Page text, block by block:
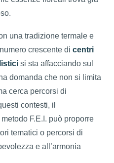
una tradizione termale e
crescente di centri
si sta affacciando sul
domanda che non si limita
cerca percorsi di
contesti, il
F.E.I. può proporre
tematici o percorsi di
e all’armonia